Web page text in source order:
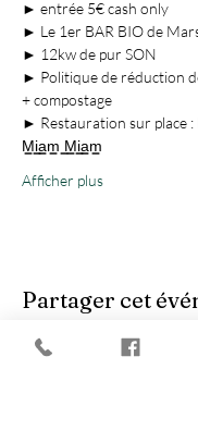
► entrée 5€ cash only
► Le 1er BAR BIO de
► 12kw de pur SON
► Politique de réduction
+ compostage
► Restauration sur place :
M͇i͇a͇m͇ ͇M͇i͇a͇m͇
Afficher plus
Partager cet